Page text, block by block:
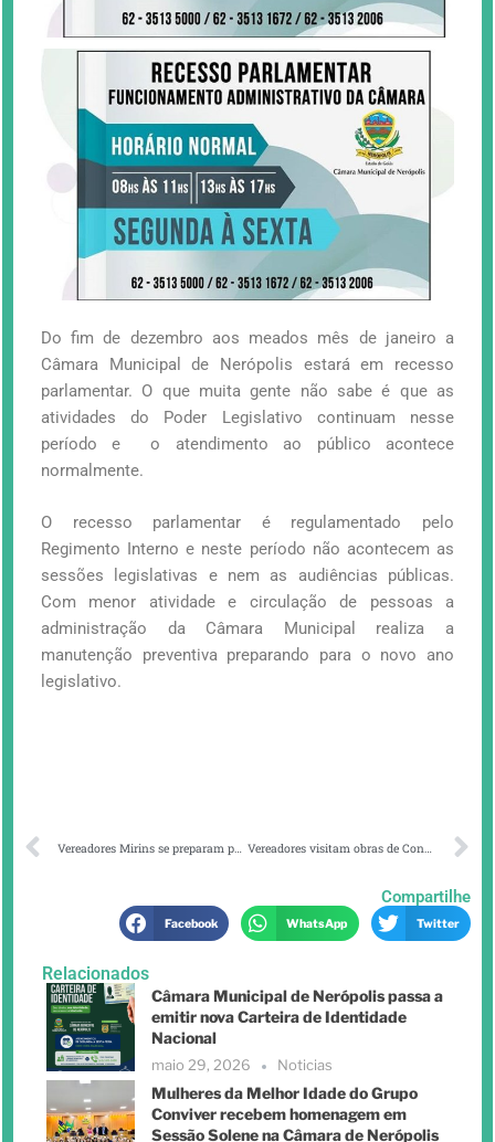
Do fim de dezembro aos meados mês de janeiro a
Câmara Municipal de Nerópolis estará em recesso
parlamentar. O que muita gente não sabe é que as
atividades do Poder Legislativo continuam nesse
período e o atendimento ao público acontece
normalmente.
O recesso parlamentar é regulamentado pelo
Regimento Interno e neste período não acontecem as
sessões legislativas e nem as audiências públicas.
Com menor atividade e circulação de pessoas a
administração da Câmara Municipal realiza a
manutenção preventiva preparando para o novo ano
legislativo.
Vereadores Mirins se preparam para Eleição e Posse da Mesa Diretora Vereadores visitam obras de Construção da Escola do Setor Alto da Boa Vista
Compartilhe
Facebook WhatsApp Twitter
Relacionados
Câmara Municipal de Nerópolis passa a
emitir nova Carteira de Identidade
Nacional
maio 29, 2026 Noticias
Mulheres da Melhor Idade do Grupo
Conviver recebem homenagem em
Sessão Solene na Câmara de Nerópolis